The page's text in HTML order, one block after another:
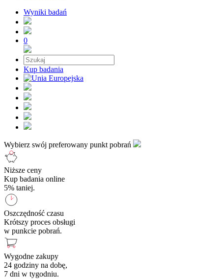
Wyniki badań
0
Kup badania
Wybierz swój preferowany punkt pobrań
Niższe ceny
Kup badania online
5% taniej.
Oszczędność czasu
Krótszy proces obsługi
w punkcie pobrań.
Wygodne zakupy
24 godziny na dobę,
7 dni w tygodniu.